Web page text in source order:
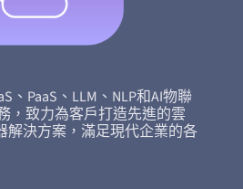
、PaaS、LLM、NLP和AI物聯
，致力為客戶打造先進的雲
解決方案，滿足現代企業的各